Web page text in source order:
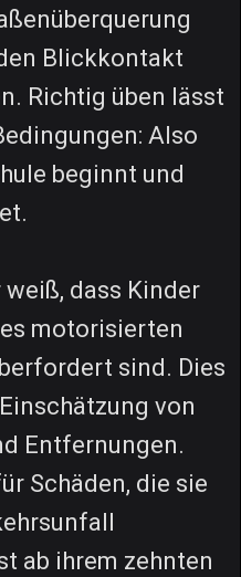
Blickkontakt
Richtig üben lässt
Also
beginnt und
weiß, dass Kinder
motorisierten
sind. Dies
von
Entfernungen.
Schäden, die sie
ab ihrem zehnten